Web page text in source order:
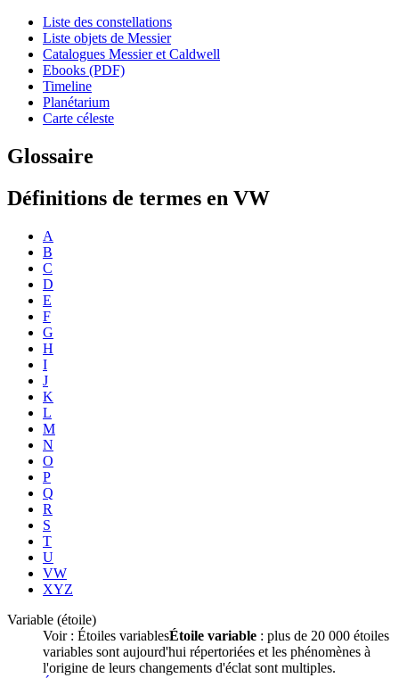
Liste des constellations
Liste objets de Messier
Catalogues Messier et Caldwell
Ebooks (PDF)
Timeline
Planétarium
Carte céleste
Glossaire
Définitions de termes en VW
A
B
C
D
E
F
G
H
I
J
K
L
M
N
O
P
Q
R
S
T
U
VW
XYZ
Variable (étoile)
Voir : Étoiles variablesÉtoile variable : plus de 20 000 étoiles
variables sont aujourd'hui répertoriées et les phénomènes à
l'origine de leurs changements d'éclat sont multiples.